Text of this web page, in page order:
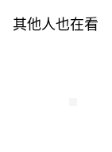
其他人也在看